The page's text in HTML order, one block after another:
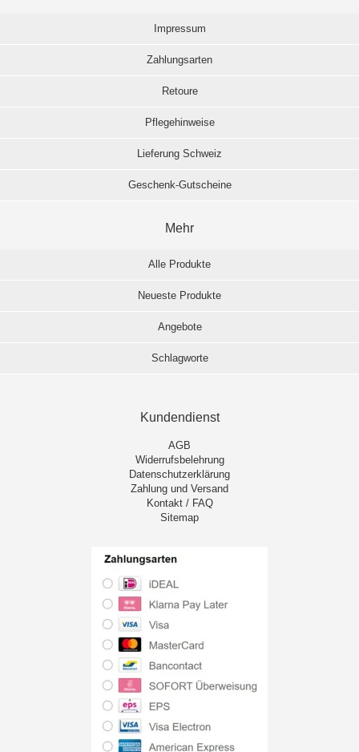
Impressum
Zahlungsarten
Retoure
Pflegehinweise
Lieferung Schweiz
Geschenk-Gutscheine
Mehr
Alle Produkte
Neueste Produkte
Angebote
Schlagworte
Kundendienst
AGB
Widerrufsbelehrung
Datenschutzerklärung
Zahlung und Versand
Kontakt / FAQ
Sitemap